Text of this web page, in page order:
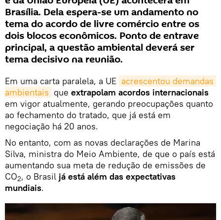
Brasília. Dela espera-se um andamento no
tema do acordo de livre comércio entre os
dois blocos econômicos. Ponto de entrave
principal, a questão ambiental deverá ser
tema decisivo na reunião.
Em uma carta paralela, a UE acrescentou demandas
ambientais que extrapolam acordos internacionais
em vigor atualmente, gerando preocupações quanto
ao fechamento do tratado, que já está em
negociação há 20 anos.
No entanto, com as novas declarações de Marina
Silva, ministra do Meio Ambiente, de que o país está
aumentando sua meta de redução de emissões de
CO2, o Brasil já está além das expectativas
mundiais.